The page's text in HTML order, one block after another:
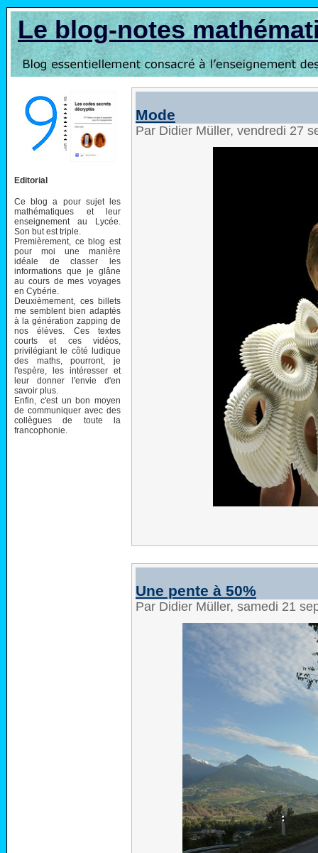
Le blog-notes
Editorial
Ce blog a pour sujet les
mathématiques et leur
enseignement au Lycée.
Son but est triple.
Premièrement, ce blog est
pour moi une manière
idéale de classer les
informations que je glâne
au cours de mes voyages
en Cybérie.
Deuxièmement, ces billets
me semblent bien adaptés
à la génération zapping de
nos élèves. Ces textes
courts et ces vidéos,
privilégiant le côté ludique
des maths, pourront, je
l'espère, les intéresser et
leur donner l'envie d'en
savoir plus.
Enfin, c'est un bon moyen
de communiquer avec des
collègues de toute la
francophonie.
Mode
Par Didier Müller, vendredi 27
Une pente à 50%
Par Didier Müller, samedi 21